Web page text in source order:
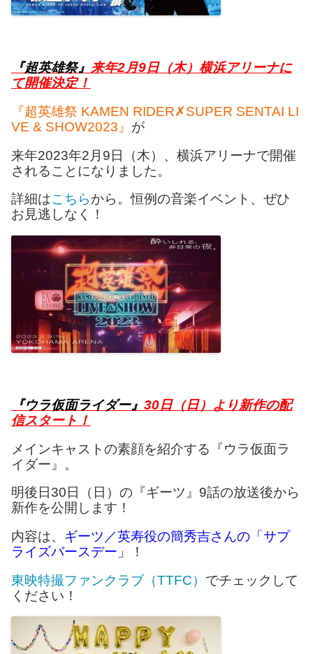
『超英雄祭』 来年2月9日（木）横浜アリーナに
て開催決定！
『超英雄祭 KAMEN RIDER✗SUPER SENTAI LI
VE & SHOW2023』 が
来年2023年2月9日（木）、横浜アリーナで開催
されることになりました。
詳細はこちらから。恒例の音楽イベント、ぜひ
お見逃しなく！
『ウラ仮面ライダー』 30日（日）より新作の配
信スタート！
メインキャストの素顔を紹介する『ウラ仮面ラ
イダー』。
明後日30日（日）の『ギーツ』9話の放送後から
新作を公開します！
内容は、 ギーツ／英寿役の簡秀吉さんの「サプ
ライズバースデー」
！
東映特撮ファンクラブ（TTFC） でチェックして
ください！